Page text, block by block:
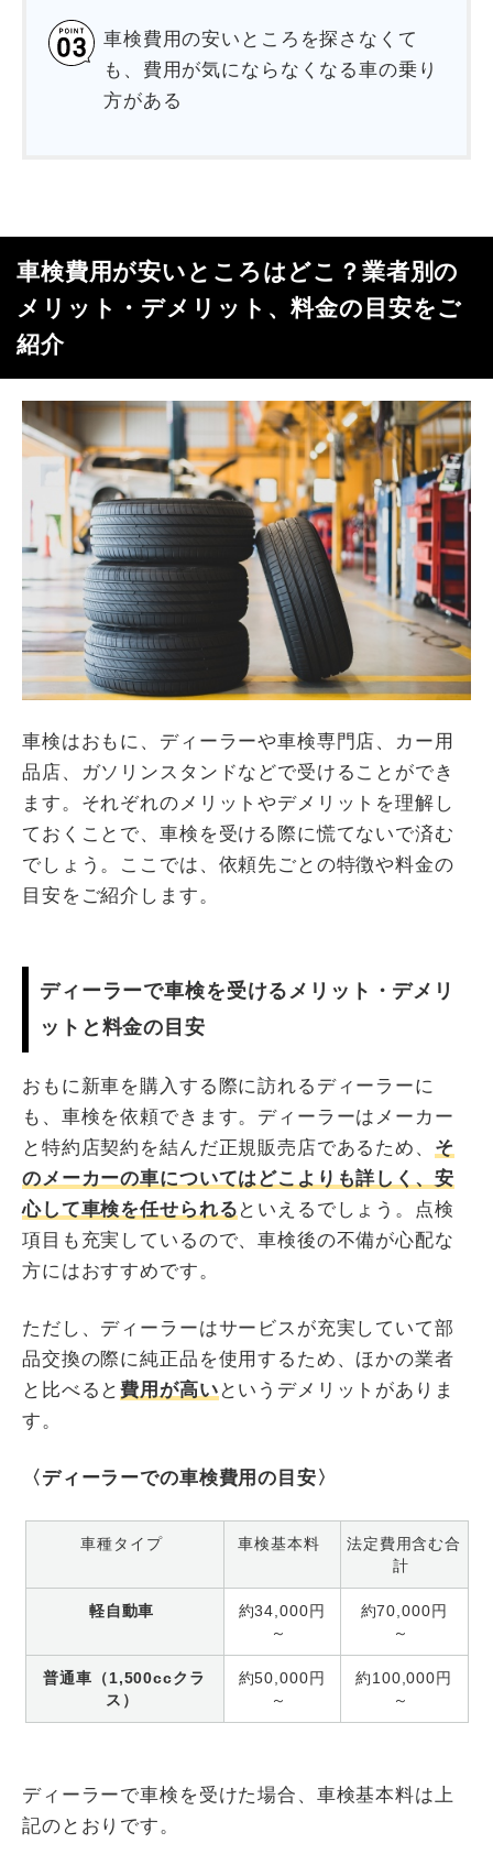
車検費用の安いところを探さなくて
も、費用が気にならなくなる車の乗り
方がある
車検費用が安いところはどこ？業者別の
メリット・デメリット、料金の目安をご
紹介
車検はおもに、ディーラーや車検専門店、カー用
品店、ガソリンスタンドなどで受けることができ
ます。それぞれのメリットやデメリットを理解し
ておくことで、車検を受ける際に慌てないで済む
でしょう。ここでは、依頼先ごとの特徴や料金の
目安をご紹介します。
ディーラーで車検を受けるメリット・デメリ
ットと料金の目安
おもに新車を購入する際に訪れるディーラーに
も、車検を依頼できます。ディーラーはメーカー
と特約店契約を結んだ正規販売店であるため、 そ
のメーカーの車についてはどこよりも詳しく、安
心して車検を任せられる といえるでしょう。点検
項目も充実しているので、車検後の不備が心配な
方にはおすすめです。
ただし、ディーラーはサービスが充実していて部
品交換の際に純正品を使用するため、ほかの業者
と比べると費用が高い というデメリットがありま
す。
〈ディーラーでの車検費用の目安〉
車種タイプ 車検基本料
法定費用含む合
計
軽自動車
約34,000円
～
約70,000円
～
普通車（1,500ccクラ
ス）
約50,000円
～
約100,000円
～
ディーラーで車検を受けた場合、車検基本料は上
記のとおりです。